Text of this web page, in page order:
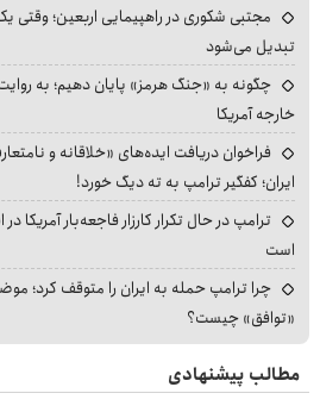
مجتبی شکوری در راهپیمایی اربعین؛ وقتی
تبدیل می‌شود
چگونه به «جنگ هرمز» پایان دهیم؛ به
خارجه آمریکا
فراخوان دریافت ایده‌های «خلاقانه و
ایران؛ کفگیر ترامپ به ته دیگ خورد!
ترامپ در حال تکرار کارزار فاجعه‌بار آمریکا
است
چرا ترامپ حمله به ایران را متوقف کرد؛
«توافق» چیست؟
مطالب پیشنهادی